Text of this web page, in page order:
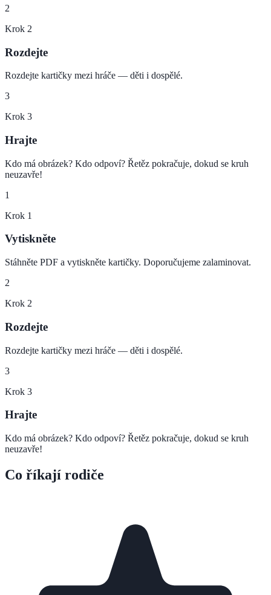
2
Krok 2
Rozdejte
Rozdejte kartičky mezi hráče — děti i dospělé.
3
Krok 3
Hrajte
Kdo má obrázek? Kdo odpoví? Řetěz pokračuje, dokud se kruh
neuzavře!
1
Krok 1
Vytiskněte
Stáhněte PDF a vytiskněte kartičky. Doporučujeme zalaminovat.
2
Krok 2
Rozdejte
Rozdejte kartičky mezi hráče — děti i dospělé.
3
Krok 3
Hrajte
Kdo má obrázek? Kdo odpoví? Řetěz pokračuje, dokud se kruh
neuzavře!
Co říkají rodiče